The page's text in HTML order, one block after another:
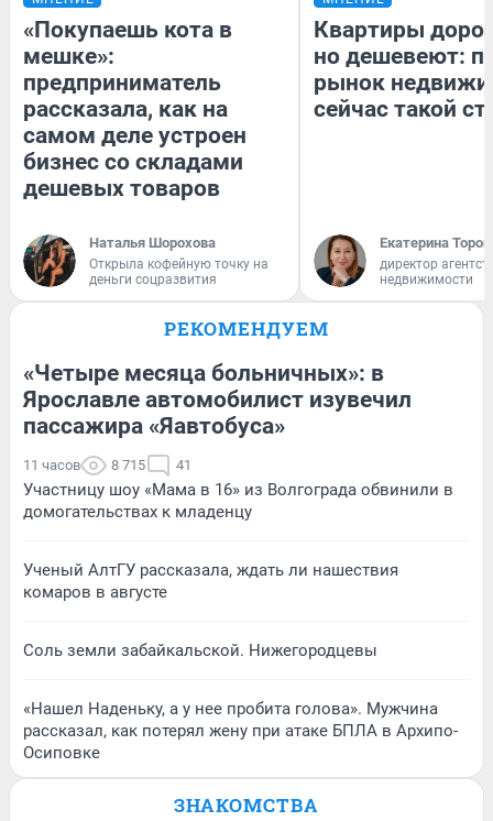
«Покупаешь кота в
мешке»:
предприниматель
рассказала, как на
самом деле устроен
бизнес со складами
дешевых товаров
Наталья Шорохова
Открыла кофейную точку на
деньги соцразвития
Квартиры
но дешевеют:
рынок
сейчас такой
Екатерина
директор
недвижимости
РЕКОМЕНДУЕМ
«Четыре месяца больничных»: в
Ярославле автомобилист изувечил
пассажира «Яавтобуса»
11 часов 8 715 41
Участницу шоу «Мама в 16» из Волгограда обвинили в
домогательствах к младенцу
Ученый АлтГУ рассказала, ждать ли нашествия
комаров в августе
Соль земли забайкальской. Нижегородцевы
«Нашел Наденьку, а у нее пробита голова». Мужчина
рассказал, как потерял жену при атаке БПЛА в Архипо-
Осиповке
ЗНАКОМСТВА